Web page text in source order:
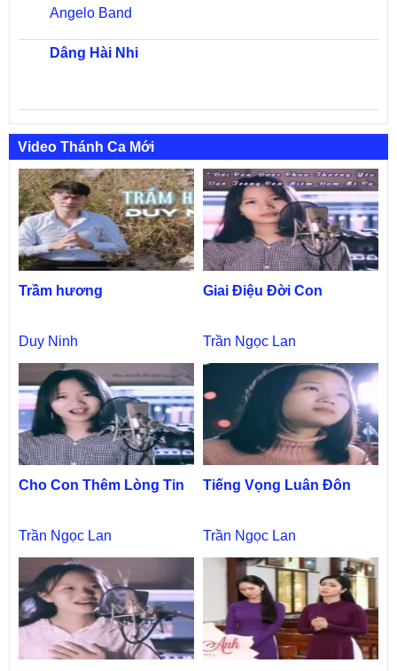
Angelo Band
Dâng Hài Nhi
Video Thánh Ca Mới
Trầm hương
Duy Ninh
Giai Điệu Đời Con
Trần Ngọc Lan
Cho Con Thêm Lòng Tin
Trần Ngọc Lan
Tiếng Vọng Luân Đôn
Trần Ngọc Lan